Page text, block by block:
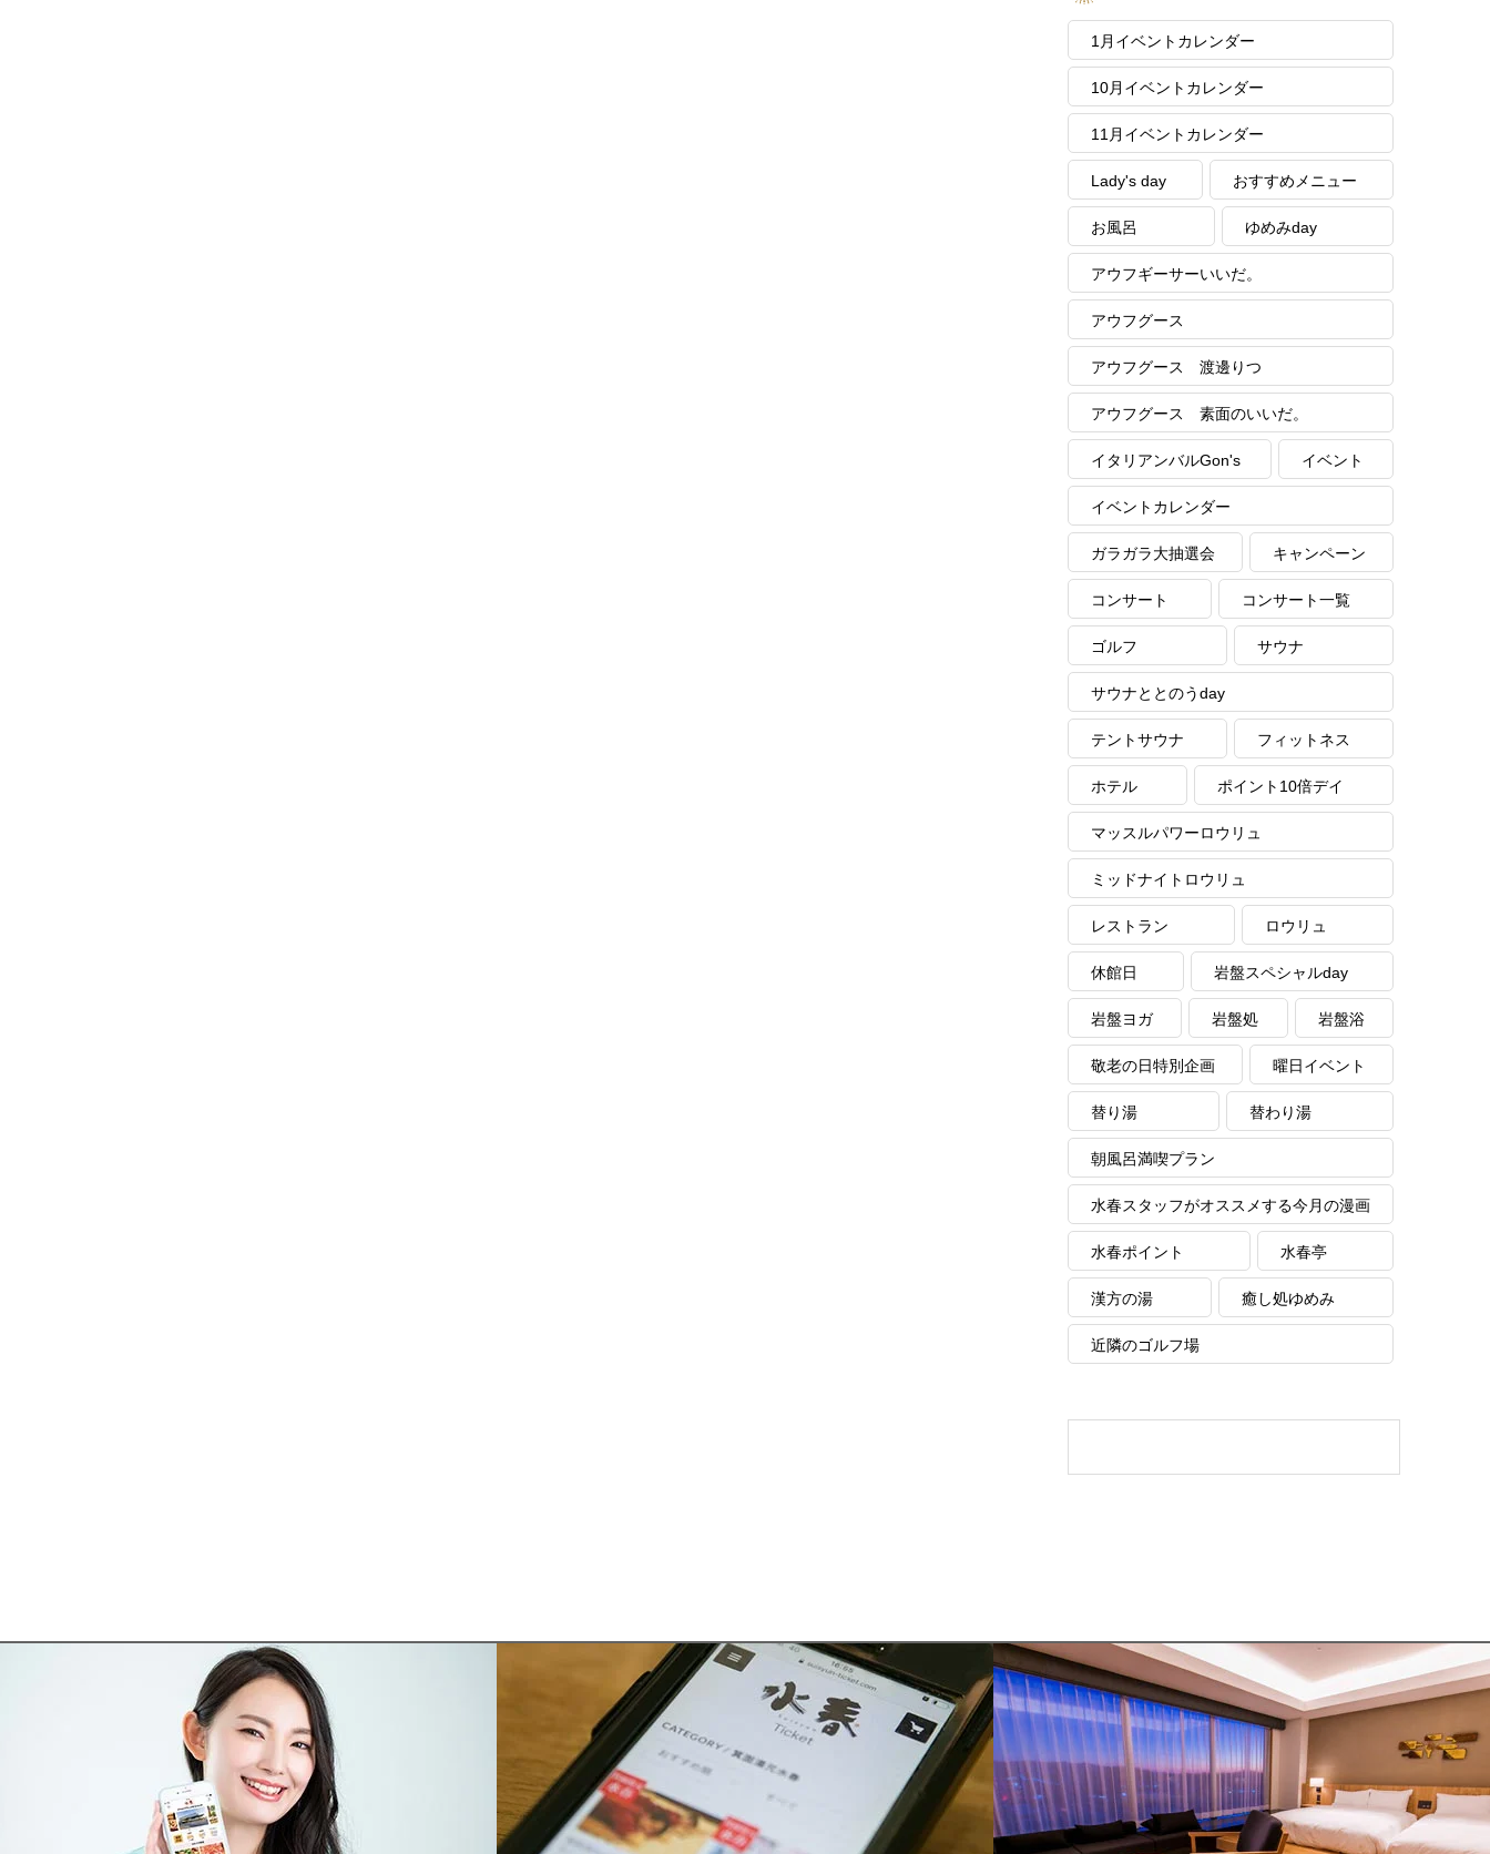
1月イベントカレンダー
10月イベントカレンダー
11月イベントカレンダー
Lady's day おすすめメニュー
お風呂 ゆめみday
アウフギーサーいいだ。
アウフグース
アウフグース 渡邊りつ
アウフグース 素面のいいだ。
イタリアンバルGon's イベント
イベントカレンダー
ガラガラ大抽選会 キャンペーン
コンサート コンサート一覧
ゴルフ サウナ
サウナととのうday
テントサウナ フィットネス
ホテル ポイント10倍デイ
マッスルパワーロウリュ
ミッドナイトロウリュ
レストラン ロウリュ
休館日 岩盤スペシャルday
岩盤ヨガ 岩盤処 岩盤浴
敬老の日特別企画 曜日イベント
替り湯 替わり湯
朝風呂満喫プラン
水春スタッフがオススメする今月の漫画
水春ポイント 水春亭
漢方の湯 癒し処ゆめみ
近隣のゴルフ場